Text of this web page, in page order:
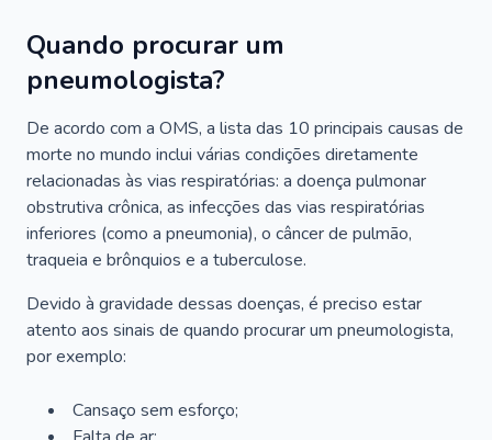
Quando procurar um
pneumologista?
De acordo com a OMS, a lista das 10 principais causas de
morte no mundo inclui várias condições diretamente
relacionadas às vias respiratórias: a doença pulmonar
obstrutiva crônica, as infecções das vias respiratórias
inferiores (como a pneumonia), o câncer de pulmão,
traqueia e brônquios e a tuberculose.
Devido à gravidade dessas doenças, é preciso estar
atento aos sinais de quando procurar um pneumologista,
por exemplo:
Cansaço sem esforço;